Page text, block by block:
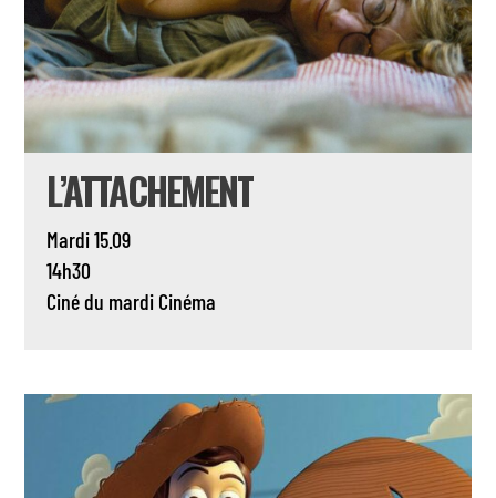
L’ATTACHEMENT
Mardi 15.09
14h30
Ciné du mardi Cinéma